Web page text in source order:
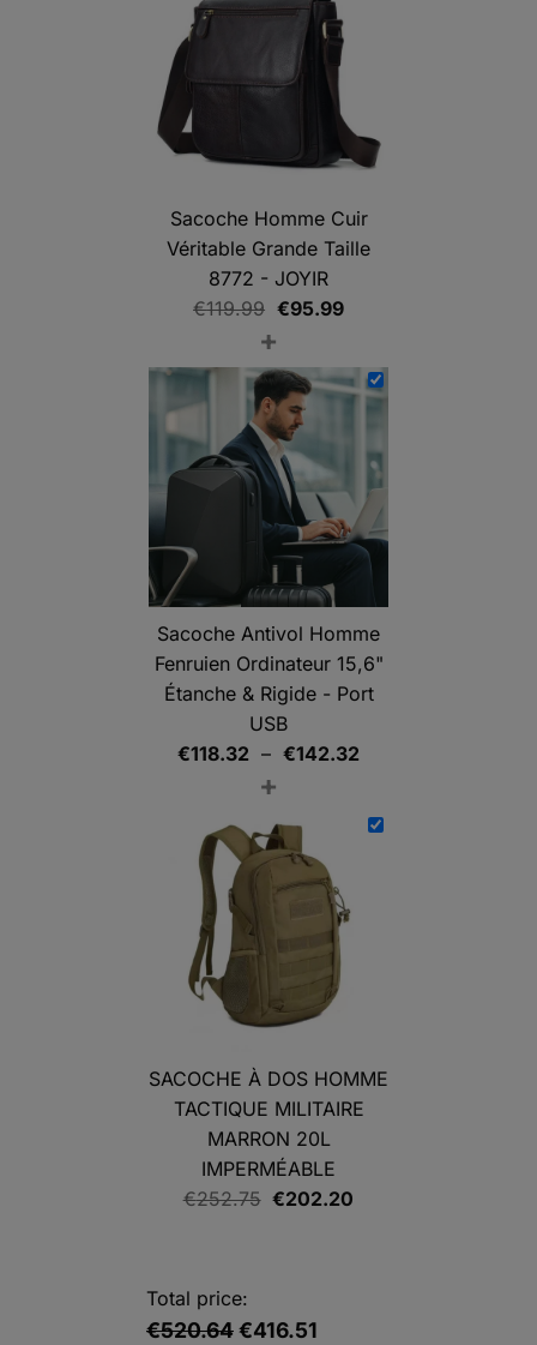
Sacoche Homme Cuir
Véritable Grande Taille
8772 - JOYIR
€119.99 Le
prix
initial
était :
€119.99.
€95.99Le
actuel
est :
+
Sacoche Antivol Homme
Fenruien Ordinateur 15,6"
Étanche & Rigide - Port
USB
€118.32 – €142.32
prix :
+
SACOCHE À DOS HOMME
TACTIQUE MILITAIRE
MARRON 20L
IMPERMÉABLE
€252.75 Le
€252.75.
€202.20
Total price:
€520.64€416.51